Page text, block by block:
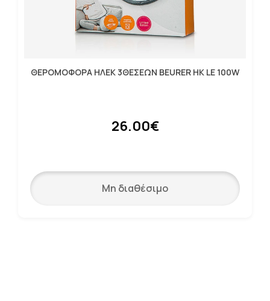
ΘΕΡΟΜΟΦΟΡΑ ΗΛΕΚ 3ΘΕΣΕΩΝ BEURER HK LE 100W
26.00€
Μη διαθέσιμο